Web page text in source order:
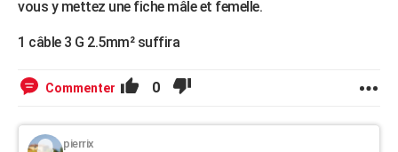
vous y mettez une fiche mâle et femelle.
1 câble 3 G 2.5mm² suffira
Commenter 0
pierrix